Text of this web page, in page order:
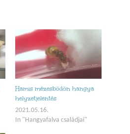
Hamis mézesbödön hangya
helyzetjelentés
2021.05.16.
In "Hangyafalva családjai"